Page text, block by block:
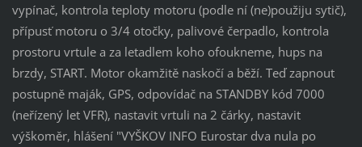
vypínač, kontrola teploty motoru (podle ní (ne)použiju sytič),
přípusť motoru o 3/4 otočky, palivové čerpadlo, kontrola
prostoru vrtule a za letadlem koho ofoukneme, hups na
brzdy, START. Motor okamžitě naskočí a běží. Teď zapnout
postupně maják, GPS, odpovídač na STANDBY kód 7000
(neřízený let VFR), nastavit vrtuli na 2 čárky, nastavit
výškoměr, hlášení "VYŠKOV INFO Eurostar dva nula po